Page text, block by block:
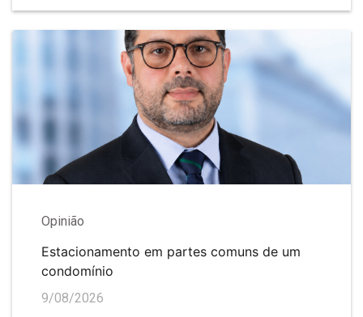
Opinião
Estacionamento em partes comuns de um
condomínio
9/08/2026